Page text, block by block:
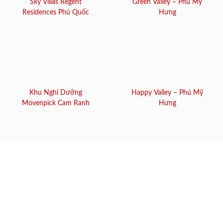
Sky Villas Regent
Residences Phú Quốc
Green Valley – Phú Mỹ
Hưng
Khu Nghỉ Dưỡng
Movenpick Cam Ranh
Happy Valley – Phú Mỹ
Hưng